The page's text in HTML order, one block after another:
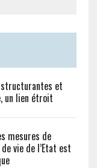
et
un lien étroit
mesures de
vie de l’Etat est